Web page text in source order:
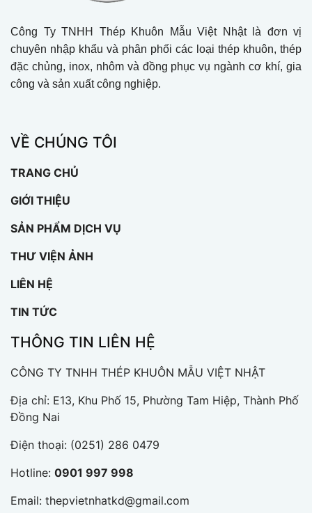
Công Ty TNHH Thép Khuôn Mẫu Việt Nhật là đơn vị
chuyên nhập khẩu và phân phối các loại thép khuôn, thép
đặc chủng, inox, nhôm và đồng phục vụ ngành cơ khí, gia
công và sản xuất công nghiệp.
VỀ CHÚNG TÔI
TRANG CHỦ
GIỚI THIỆU
SẢN PHẨM DỊCH VỤ
THƯ VIỆN ẢNH
LIÊN HỆ
TIN TỨC
THÔNG TIN LIÊN HỆ
CÔNG TY TNHH THÉP KHUÔN MẪU VIỆT NHẬT
Địa chỉ: E13, Khu Phố 15, Phường Tam Hiệp, Thành Phố
Đồng Nai
Điện thoại: (0251) 286 0479
Hotline: 0901 997 998
Email: thepvietnhatkd@gmail.com